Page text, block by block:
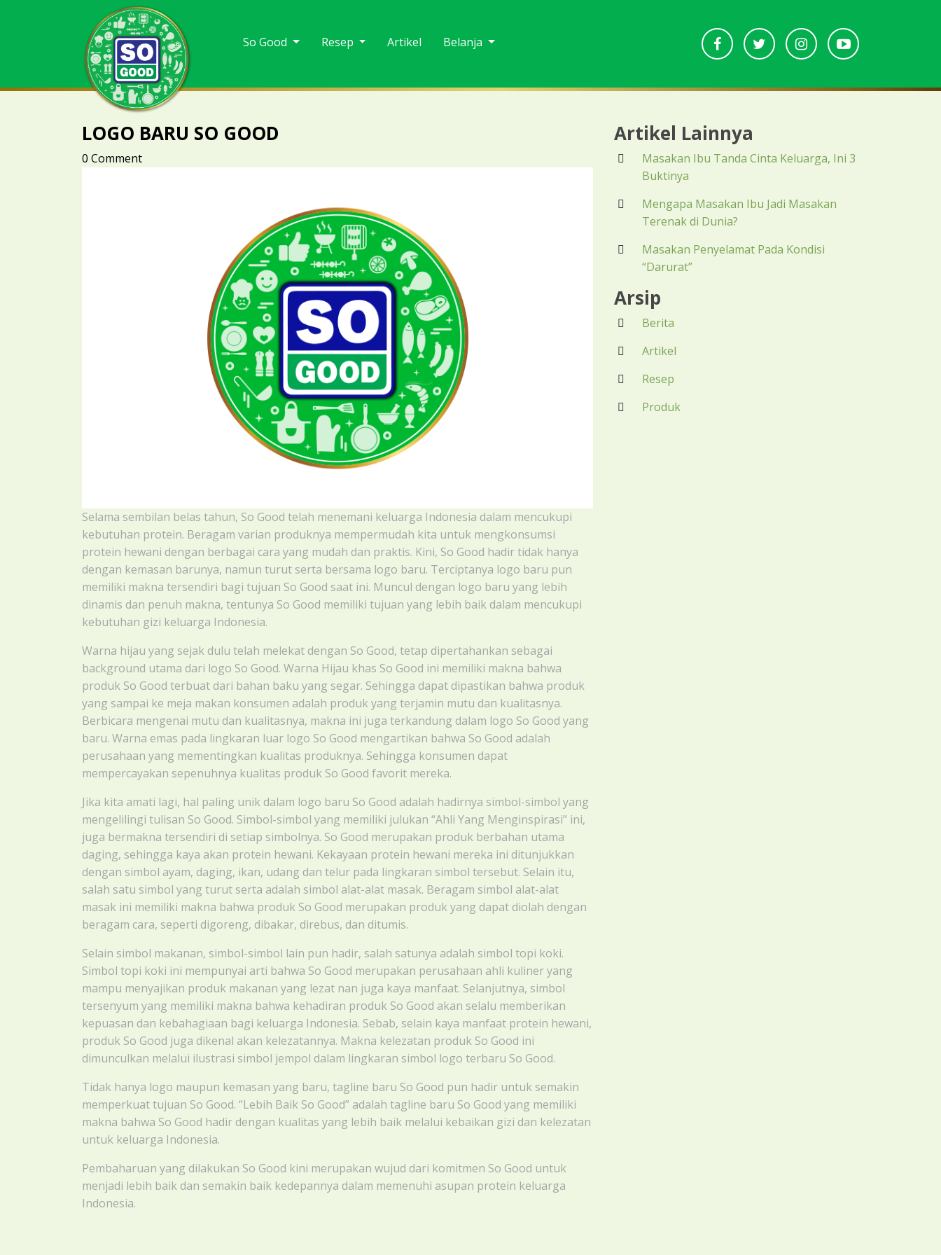
So Good Resep Artikel Belanja
LOGO BARU SO GOOD
0 Comment
Selama sembilan belas tahun, So Good telah menemani keluarga Indonesia dalam mencukupi
kebutuhan protein. Beragam varian produknya mempermudah kita untuk mengkonsumsi
protein hewani dengan berbagai cara yang mudah dan praktis. Kini, So Good hadir tidak hanya
dengan kemasan barunya, namun turut serta bersama logo baru. Terciptanya logo baru pun
memiliki makna tersendiri bagi tujuan So Good saat ini. Muncul dengan logo baru yang lebih
dinamis dan penuh makna, tentunya So Good memiliki tujuan yang lebih baik dalam mencukupi
kebutuhan gizi keluarga Indonesia.
Warna hijau yang sejak dulu telah melekat dengan So Good, tetap dipertahankan sebagai
background utama dari logo So Good. Warna Hijau khas So Good ini memiliki makna bahwa
produk So Good terbuat dari bahan baku yang segar. Sehingga dapat dipastikan bahwa produk
yang sampai ke meja makan konsumen adalah produk yang terjamin mutu dan kualitasnya.
Berbicara mengenai mutu dan kualitasnya, makna ini juga terkandung dalam logo So Good yang
baru. Warna emas pada lingkaran luar logo So Good mengartikan bahwa So Good adalah
perusahaan yang mementingkan kualitas produknya. Sehingga konsumen dapat
mempercayakan sepenuhnya kualitas produk So Good favorit mereka.
Jika kita amati lagi, hal paling unik dalam logo baru So Good adalah hadirnya simbol-simbol yang
mengelilingi tulisan So Good. Simbol-simbol yang memiliki julukan “Ahli Yang Menginspirasi” ini,
juga bermakna tersendiri di setiap simbolnya. So Good merupakan produk berbahan utama
daging, sehingga kaya akan protein hewani. Kekayaan protein hewani mereka ini ditunjukkan
dengan simbol ayam, daging, ikan, udang dan telur pada lingkaran simbol tersebut. Selain itu,
salah satu simbol yang turut serta adalah simbol alat-alat masak. Beragam simbol alat-alat
masak ini memiliki makna bahwa produk So Good merupakan produk yang dapat diolah dengan
beragam cara, seperti digoreng, dibakar, direbus, dan ditumis.
Selain simbol makanan, simbol-simbol lain pun hadir, salah satunya adalah simbol topi koki.
Simbol topi koki ini mempunyai arti bahwa So Good merupakan perusahaan ahli kuliner yang
mampu menyajikan produk makanan yang lezat nan juga kaya manfaat. Selanjutnya, simbol
tersenyum yang memiliki makna bahwa kehadiran produk So Good akan selalu memberikan
kepuasan dan kebahagiaan bagi keluarga Indonesia. Sebab, selain kaya manfaat protein hewani,
produk So Good juga dikenal akan kelezatannya. Makna kelezatan produk So Good ini
dimunculkan melalui ilustrasi simbol jempol dalam lingkaran simbol logo terbaru So Good.
Tidak hanya logo maupun kemasan yang baru, tagline baru So Good pun hadir untuk semakin
memperkuat tujuan So Good. “Lebih Baik So Good” adalah tagline baru So Good yang memiliki
makna bahwa So Good hadir dengan kualitas yang lebih baik melalui kebaikan gizi dan kelezatan
untuk keluarga Indonesia.
Pembaharuan yang dilakukan So Good kini merupakan wujud dari komitmen So Good untuk
menjadi lebih baik dan semakin baik kedepannya dalam memenuhi asupan protein keluarga
Indonesia.
Artikel Lainnya
Masakan Ibu Tanda Cinta Keluarga, Ini 3
Buktinya
Mengapa Masakan Ibu Jadi Masakan
Terenak di Dunia?
Masakan Penyelamat Pada Kondisi
“Darurat”
Arsip
Berita
Artikel
Resep
Produk